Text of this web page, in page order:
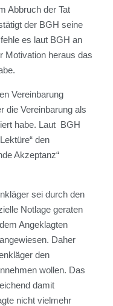
Abbruch der Tat
der BGH seine
es laut BGH an
Motivation heraus das
Vereinbarung
die Vereinbarung als
habe. Laut BGH
den
Akzeptanz“
sei durch den
Notlage geraten
Angeklagten
Daher
den
wollen. Das
damit
nicht vielmehr